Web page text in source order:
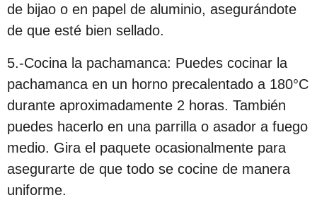
de bijao o en papel de aluminio, asegurándote
de que esté bien sellado.
5.-Cocina la pachamanca: Puedes cocinar la
pachamanca en un horno precalentado a 180°C
durante aproximadamente 2 horas. También
puedes hacerlo en una parrilla o asador a fuego
medio. Gira el paquete ocasionalmente para
asegurarte de que todo se cocine de manera
uniforme.